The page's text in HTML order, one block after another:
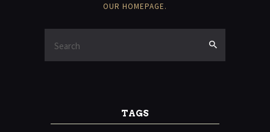
OUR HOMEPAGE.
TAGS